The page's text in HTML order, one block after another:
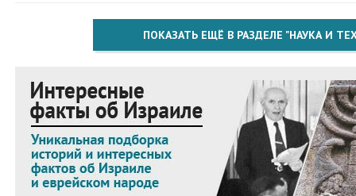
ПОКАЗАТЬ ЕЩЁ В РАЗДЕЛЕ "НАУКА И